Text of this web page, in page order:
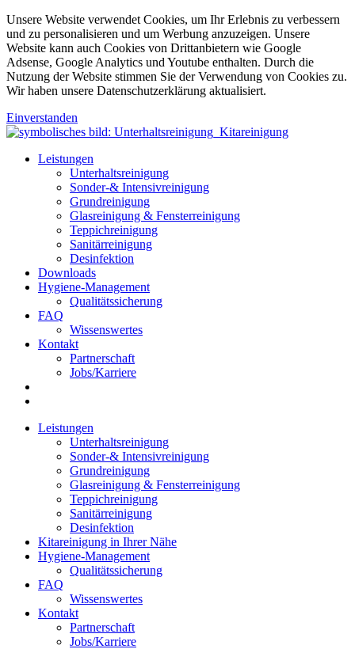
Unsere Website verwendet Cookies, um Ihr Erlebnis zu verbessern
und zu personalisieren und um Werbung anzuzeigen. Unsere
Website kann auch Cookies von Drittanbietern wie Google
Adsense, Google Analytics und Youtube enthalten. Durch die
Nutzung der Website stimmen Sie der Verwendung von Cookies zu.
Wir haben unsere Datenschutzerklärung aktualisiert.
Einverstanden
Leistungen
Unterhaltsreinigung
Sonder-& Intensivreinigung
Grundreinigung
Glasreinigung & Fensterreinigung
Teppichreinigung
Sanitärreinigung
Desinfektion
Downloads
Hygiene-Management
Qualitätssicherung
FAQ
Wissenswertes
Kontakt
Partnerschaft
Jobs/Karriere
Leistungen
Unterhaltsreinigung
Sonder-& Intensivreinigung
Grundreinigung
Glasreinigung & Fensterreinigung
Teppichreinigung
Sanitärreinigung
Desinfektion
Kitareinigung in Ihrer Nähe
Hygiene-Management
Qualitätssicherung
FAQ
Wissenswertes
Kontakt
Partnerschaft
Jobs/Karriere